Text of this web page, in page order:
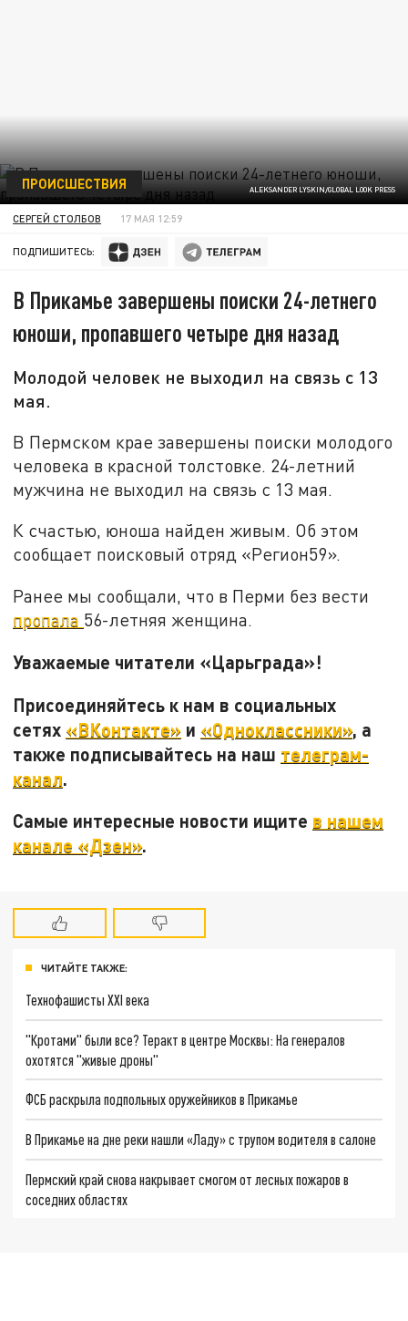
ALEKSANDER LYSKIN/GLOBAL LOOK PRESS
ПРОИСШЕСТВИЯ
СЕРГЕЙ СТОЛБОВ 17 МАЯ 12:59
ПОДПИШИТЕСЬ:
В Прикамье завершены поиски 24-летнего
юноши, пропавшего четыре дня назад
Молодой человек не выходил на связь с 13
мая.
В Пермском крае завершены поиски молодого
человека в красной толстовке. 24-летний
мужчина не выходил на связь с 13 мая.
К счастью, юноша найден живым. Об этом
сообщает поисковый отряд «Регион59».
Ранее мы сообщали, что в Перми без вести
пропала 56-летняя женщина.
Уважаемые читатели «Царьграда»!
Присоединяйтесь к нам в социальных
сетях «ВКонтакте» и «Одноклассники», а
также подписывайтесь на наш телеграм-
канал.
Самые интересные новости ищите в нашем
канале «Дзен».
ЧИТАЙТЕ ТАКЖЕ:
Технофашисты XXI века
"Кротами" были все? Теракт в центре Москвы: На генералов
охотятся "живые дроны"
ФСБ раскрыла подпольных оружейников в Прикамье
В Прикамье на дне реки нашли «Ладу» с трупом водителя в салоне
Пермский край снова накрывает смогом от лесных пожаров в
соседних областях